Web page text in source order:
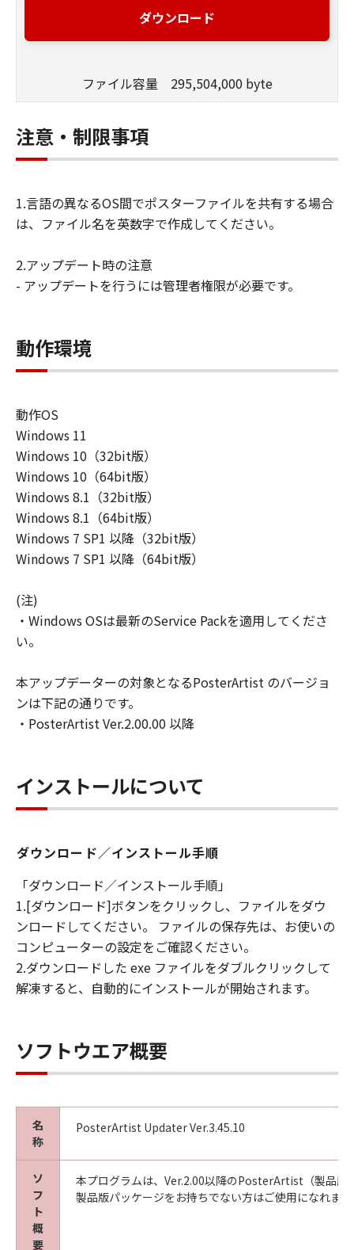
とは、「許諾ソフトウエア」をコンピュー
タの記憶媒体上にインストールすること、
と、アクセスすること、読み出すこと、も
しくは実行することのいずれも含むものと
します）することができます。お客様はま
た、お客様が「プリンタ」を使用すること
に、本契約の条件の下で、「許諾ソフトウ
エア」を使用させることができます。その
を本契約の条件に従わせることにつき、す
べての責任を負っていただくものとしま
布、貸与その他の方法により、第三者に
「本ソフトウエア」を使用もしくは利用さ
せることはできません。
ジニアリング、逆コンパイルまたは逆アセ
ンブル等することはできません。また第三
者にこのような行為をさせてはなりませ
ん。
(4) 本契約に明示的に定める場合を除き、
キヤノンは「本ソフトウエア」に関する知
的財産権のいかなる権利もお客様に付与す
所有権
「本ソフトウエア」及びその複製物に係る
ンまたはキヤノンのライセンサーに帰属し
ます。
保証
キヤノンは、お客様が「許諾ソフトウエ
ア」を購入した日から90日の間、「許諾ソ
（以下「メディア」と言います）に物理的
期間中に「メディア」に物理的な欠陥が発
見された場合には、キヤノンは、「メディ
ア」を交換いたします。
保証の否認・免責
(1) 「本ソフトウエア」は、『現状のまま』の
状態で使用許諾されます。キヤノン、キヤノン
特定の目的への適合性の保証を含め、いかなる
保証も、明示たると黙示たるとを問わず一切し
(2) キヤノン、キヤノンの関連会社、それらの販
売代理店及び販売店は、「許諾ソフトウエア」
の使用または使用不能から生ずるいかなる損害
（逸失利益及びその他の派生的または付随的な
損害を含むがこれらに限定されない）につい
て、一切の責任を負わないものとします。例
え、キヤノン、キヤノンの関連会社、それらの
販売代理店及び販売店がかかる損害の可能性に
ダウンロード
ファイル容量 295,504,000 byte
注意・制限事項
1.言語の異なるOS間でポスターファイルを共有する場合
は、ファイル名を英数字で作成してください。
2.アップデート時の注意
- アップデートを行うには管理者権限が必要です。
動作環境
動作OS
Windows 11
Windows 10（32bit版）
Windows 10（64bit版）
Windows 8.1（32bit版）
Windows 8.1（64bit版）
Windows 7 SP1 以降（32bit版）
Windows 7 SP1 以降（64bit版）
(注)
・Windows OSは最新のService Packを適用してくださ
い。
本アップデーターの対象となるPosterArtist のバージョ
ンは下記の通りです。
・PosterArtist Ver.2.00.00 以降
インストールについて
ダウンロード／インストール手順
「ダウンロード／インストール手順」
1.[ダウンロード]ボタンをクリックし、ファイルをダウ
ンロードしてください。 ファイルの保存先は、お使いの
コンピューターの設定をご確認ください。
2.ダウンロードした exe ファイルをダブルクリックして
解凍すると、自動的にインストールが開始されます。
ソフトウエア概要
名
称
PosterArtist Updater Ver.3.45.10
ソ
フ
ト
概
要
本プログラムは、Ver.2.00以降のPosterArtist（製品版
製品版パッケージをお持ちでない方はご使用になれま